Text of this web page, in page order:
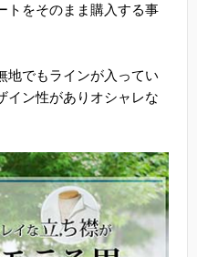
トをそのまま購入する事
地でもラインが入ってい
イン性がありオシャレな